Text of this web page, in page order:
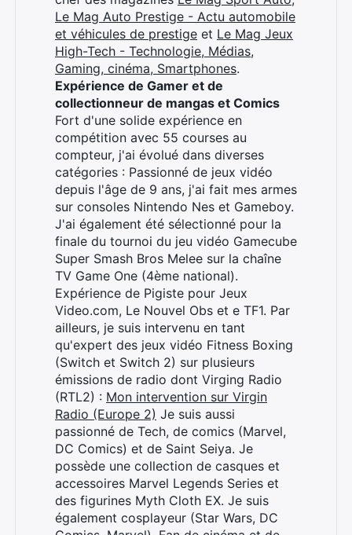
Le Mag Auto Prestige - Actu automobile
et véhicules de prestige et Le Mag Jeux
High-Tech - Technologie, Médias,
Gaming, cinéma, Smartphones.
Expérience de Gamer et de
collectionneur de mangas et Comics
Fort d'une solide expérience en
compétition avec 55 courses au
compteur, j'ai évolué dans diverses
catégories : Passionné de jeux vidéo
depuis l'âge de 9 ans, j'ai fait mes armes
sur consoles Nintendo Nes et Gameboy.
J'ai également été sélectionné pour la
finale du tournoi du jeu vidéo Gamecube
Super Smash Bros Melee sur la chaîne
TV Game One (4ème national).
Expérience de Pigiste pour Jeux
Video.com, Le Nouvel Obs et e TF1. Par
ailleurs, je suis intervenu en tant
qu'expert des jeux vidéo Fitness Boxing
(Switch et Switch 2) sur plusieurs
émissions de radio dont Virging Radio
(RTL2) : Mon intervention sur Virgin
Radio (Europe 2) Je suis aussi
passionné de Tech, de comics (Marvel,
DC Comics) et de Saint Seiya. Je
possède une collection de casques et
accessoires Marvel Legends Series et
des figurines Myth Cloth EX. Je suis
également cosplayeur (Star Wars, DC
Rechercher
: